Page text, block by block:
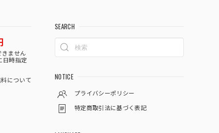
きません
日時指定
について
SEARCH
NOTICE
プライバシーポリシー
特定商取引法に基づく表記